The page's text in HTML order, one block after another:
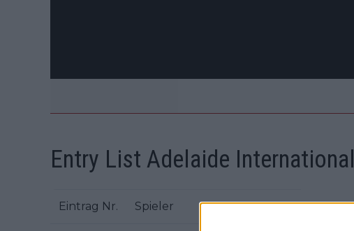
Entry List Adelaide International
Eintrag Nr. Spieler